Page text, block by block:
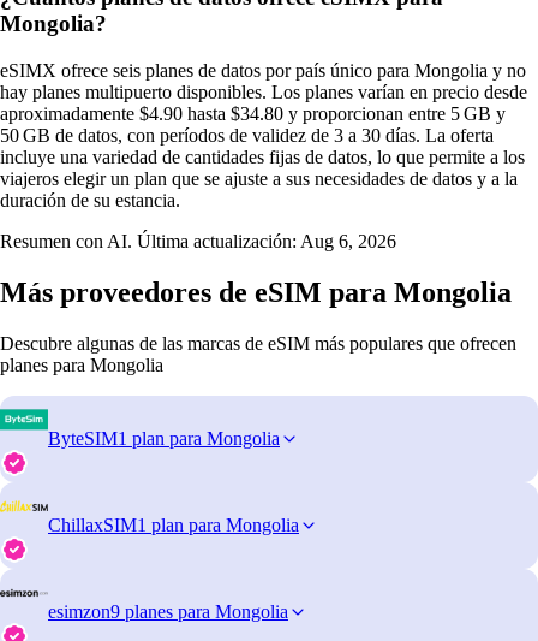
Mongolia?
eSIMX ofrece seis planes de datos por país único para Mongolia y no
hay planes multipuerto disponibles. Los planes varían en precio desde
aproximadamente $4.90 hasta $34.80 y proporcionan entre 5 GB y
50 GB de datos, con períodos de validez de 3 a 30 días. La oferta
incluye una variedad de cantidades fijas de datos, lo que permite a los
viajeros elegir un plan que se ajuste a sus necesidades de datos y a la
duración de su estancia.
Resumen con AI. Última actualización: Aug 6, 2026
Más proveedores de eSIM para Mongolia
Descubre algunas de las marcas de eSIM más populares que ofrecen
planes para Mongolia
ByteSIM1 plan para Mongolia
ChillaxSIM1 plan para Mongolia
esimzon9 planes para Mongolia